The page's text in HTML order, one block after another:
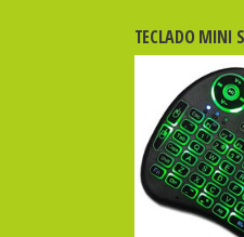
TECLADO MINI